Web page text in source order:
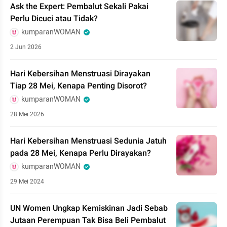
Ask the Expert: Pembalut Sekali Pakai
Perlu Dicuci atau Tidak?
kumparanWOMAN
2 Jun 2026
Hari Kebersihan Menstruasi Dirayakan
Tiap 28 Mei, Kenapa Penting Disorot?
kumparanWOMAN
28 Mei 2026
Hari Kebersihan Menstruasi Sedunia Jatuh
pada 28 Mei, Kenapa Perlu Dirayakan?
kumparanWOMAN
29 Mei 2024
UN Women Ungkap Kemiskinan Jadi Sebab
Jutaan Perempuan Tak Bisa Beli Pembalut